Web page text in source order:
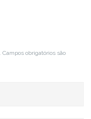
Campos obrigatórios são